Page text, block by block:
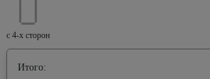
с 4-х сторон
Итого: